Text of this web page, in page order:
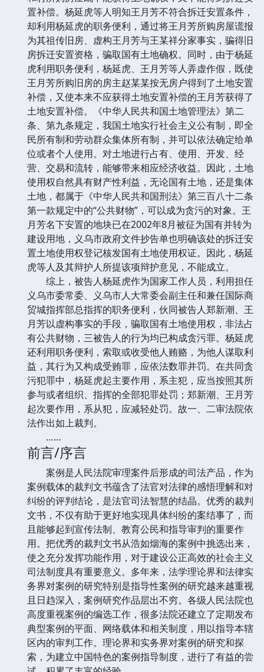
置补偿。杨延虎等人明知王月芳不符合拆迁安置条件，
却利用杨延虎的职务便利，通过将王月芳所购房屋谎报
为其祖传旧房、虚构王月芳与王某祥分家事实，骗得旧
房拆迁安置资格，骗取国有土地确权。同时，由于杨延
虎利用职务便利，杨延虎、王月芳等人弄虚作假，既使
王月芳所购旧房的房主赵某某按无房户得到了土地安置
补偿，又使本来不应获得土地安置补偿的王月芳获得了
土地安置补偿。《中华人民共和国土地管理法》第二
条、第九条规定，我国土地实行社会主义公有制，即全
民所有制和劳动群众集体所有制，并可以依法确定给单
位或者个人使用。对土地进行占有、使用、开发、经
营、交易和流转，能够带来相应经济收益。因此，土地
使用权自然具有财产性利益，无论国有土地，还是集体
土地，都属于《中华人民共和国刑法》第三百八十二条
第一款规定中的“公共财物”，可以成为贪污的对象。王
月芳名下安置的地块已在2002年8月被征为国有并转为
建设用地，义乌市政府文件抄告单也明确该处的拆迁安
置土地使用权登记核发国有土地使用权证。因此，杨延
虎等人及其辩护人所提该项辩护意见，不能成立。
综上，被告人杨延虎作为国家工作人员，利用担任
义乌市委常委、义乌市人大常委会副主任和兼任国际商
贸城指挥部总指挥的职务便利，伙同被告人郑新潮、王
月芳以虚构事实的手段，骗取国有土地使用权，非法占
有公共财物，三被告人的行为均已构成贪污罪。杨延虎
还利用职务便利，索取或收受他人贿赂，为他人谋取利
益，其行为又构成受贿罪，应依法数罪并罚。在共同贪
污犯罪中，杨延虎起主要作用，系主犯，应当按照其所
参与或者组织、指挥的全部犯罪处罚；郑新潮、王月芳
起次要作用，系从犯，应减轻处罚。故一、二审法院依
法作出如上裁判。
……
前言/序言
案例是人民法院审理案件后形成的司法产品，作为
案例载体的裁判文书蕴含了法官对法律的感悟理解和对
纠纷的评判结论，是法官司法智慧的结晶。优秀的裁判
文书，不仅有助于更好地实现具体纠纷的案结事了，而
且能够起到宣传法制、教育公民和指导审判的重要作
用。把优秀的裁判文书从浩如烟海的案例中挑选出来，
使之充分发挥功能作用，对于建设公正高效的社会主义
司法制度具有重要意义。多年来，法学理论界和法律实
务界对案例的研究特别是指导性案例的研究越来越重视
且日趋深入，案例研究作品层出不穷。各级人民法院也
高度重视案例的编选工作，很多法院还建立了定期发布
典型案例的平面、网络载体和相关制度，用以指导本辖
区内的审判工作。理论界和实务界对案例的研究和探
索，为建立中国特色的案例指导制度，进行了有益的尝